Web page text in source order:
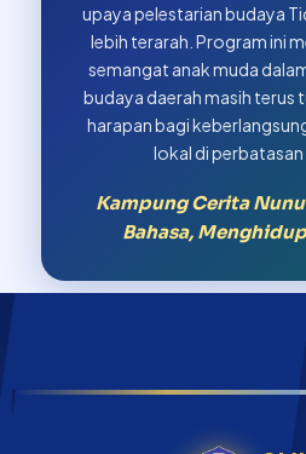
upaya pelestarian budaya
lebih terarah. Program ini
semangat anak muda
budaya daerah masih terus
harapan bagi
lokal di perbatasan
Kampung Cerita
Bahasa,